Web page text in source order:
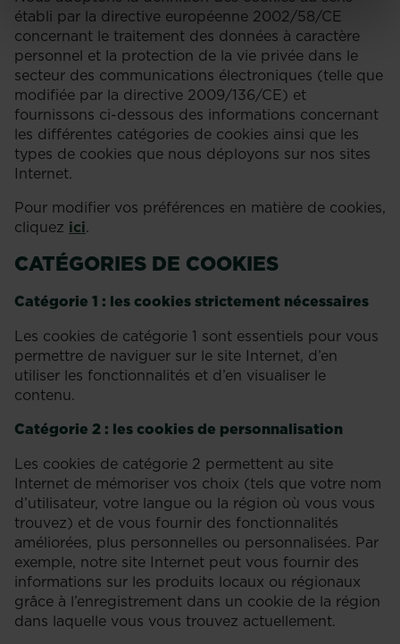
établi par la directive européenne 2002/58/CE
concernant le traitement des données à caractère
personnel et la protection de la vie privée dans le
secteur des communications électroniques (telle que
modifiée par la directive 2009/136/CE) et
fournissons ci-dessous des informations concernant
les différentes catégories de cookies ainsi que les
types de cookies que nous déployons sur nos sites
Internet.
Pour modifier vos préférences en matière de cookies,
cliquez ici.
CATÉGORIES DE COOKIES
Catégorie 1 : les cookies strictement nécessaires
Les cookies de catégorie 1 sont essentiels pour vous
permettre de naviguer sur le site Internet, d’en
utiliser les fonctionnalités et d’en visualiser le
contenu.
Catégorie 2 : les cookies de personnalisation
Les cookies de catégorie 2 permettent au site
Internet de mémoriser vos choix (tels que votre nom
d’utilisateur, votre langue ou la région où vous vous
trouvez) et de vous fournir des fonctionnalités
améliorées, plus personnelles ou personnalisées. Par
exemple, notre site Internet peut vous fournir des
informations sur les produits locaux ou régionaux
grâce à l’enregistrement dans un cookie de la région
dans laquelle vous vous trouvez actuellement.